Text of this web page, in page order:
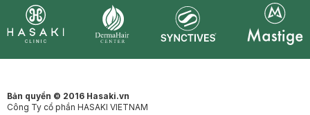
Bản quyền © 2016 Hasaki.vn
Công Ty cổ phần HASAKI VIETNAM